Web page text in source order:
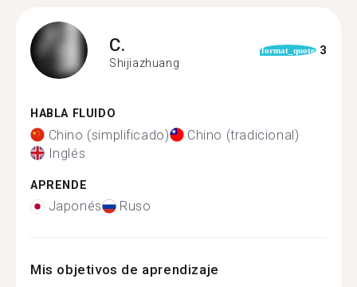
C.
Shijiazhuang
format_quote 3
HABLA FLUIDO
Chino (simplificado)
Chino (tradicional)
Inglés
APRENDE
Japonés Ruso
Mis objetivos de aprendizaje